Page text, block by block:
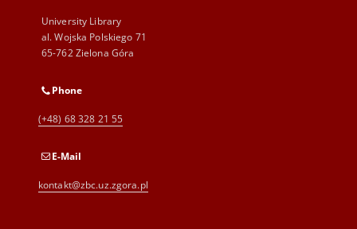
University Library
al. Wojska Polskiego 71
65-762 Zielona Góra
Phone
(+48) 68 328 21 55
E-Mail
kontakt@zbc.uz.zgora.pl